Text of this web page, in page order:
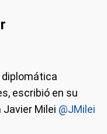
escribió en su
Javier Milei @JMilei